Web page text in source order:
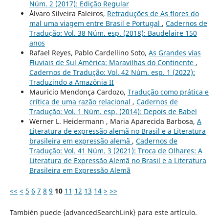
Núm. 2 (2017): Edição Regular
Álvaro Silveira Faleiros, Retraduções de As flores do
mal uma viagem entre Brasil e Portugal , Cadernos de
Tradução: Vol. 38 Núm. esp. (2018): Baudelaire 150
anos
Rafael Reyes, Pablo Cardellino Soto, As Grandes vías
Fluviais de Sul América: Maravilhas do Continente ,
Cadernos de Tradução: Vol. 42 Núm. esp. 1 (2022):
Traduzindo a Amazônia II
Mauricio Mendonça Cardozo, Tradução como prática e
crítica de uma razão relacional , Cadernos de
Tradução: Vol. 1 Núm. esp. (2014): Depois de Babel
Werner L. Heidermann , Maria Aparecida Barbosa, A
Literatura de expressão alemã no Brasil e a Literatura
brasileira em expressão alemã , Cadernos de
Tradução: Vol. 41 Núm. 3 (2021): Troca de Olhares: A
Literatura de Expressão Alemã no Brasil e a Literatura
Brasileira em Expressão Alemã
<< < 5 6 7 8 9 10 11 12 13 14 > >>
También puede {advancedSearchLink} para este artículo.